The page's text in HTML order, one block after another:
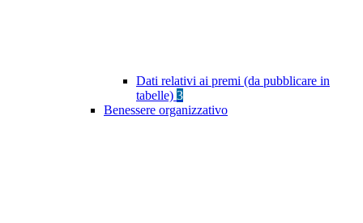
Dati relativi ai premi (da pubblicare in
tabelle) 3
Benessere organizzativo